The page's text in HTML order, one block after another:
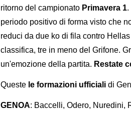
ritorno del campionato Primavera 1.
periodo positivo di forma visto che
reduci da due ko di fila contro
classifica, tre in meno del Grifone.
un'emozione della partita. Restate
Queste le formazioni ufficiali di
GENOA: Baccelli, Odero, Nuredini,